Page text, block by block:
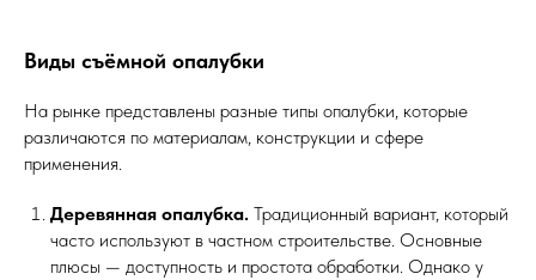
Виды съёмной опалубки
На рынке представлены разные типы опалубки, которые
различаются по материалам, конструкции и сфере
применения.
Деревянная опалубка. Традиционный вариант, который
часто используют в частном строительстве. Основные
плюсы — доступность и простота обработки. Однако у